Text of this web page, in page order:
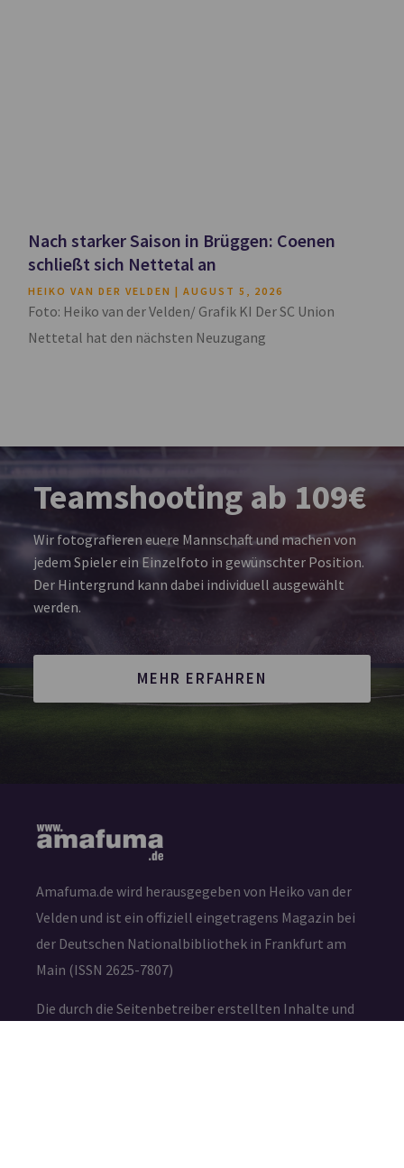
Nach starker Saison in Brüggen: Coenen
schließt sich Nettetal an
HEIKO VAN DER VELDEN AUGUST 5, 2026
Foto: Heiko van der Velden/ Grafik KI Der SC Union
Nettetal hat den nächsten Neuzugang
Teamshooting ab 109€
Wir fotografieren euere Mannschaft und machen von
jedem Spieler ein Einzelfoto in gewünschter Position.
Der Hintergrund kann dabei individuell ausgewählt
werden.
MEHR ERFAHREN
Amafuma.de wird herausgegeben von Heiko van der
Velden und ist ein offiziell eingetragens Magazin bei
der Deutschen Nationalbibliothek in Frankfurt am
Main (ISSN 2625-7807)
Die durch die Seitenbetreiber erstellten Inhalte und